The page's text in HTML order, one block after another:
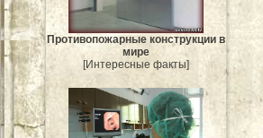
Противопожарные конструкции в
мире
[Интересные факты]